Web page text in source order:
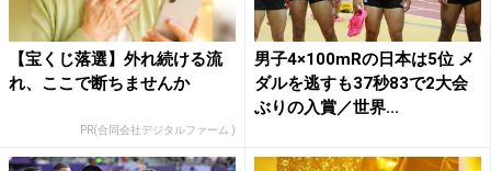
【宝くじ落選】外れ続ける流
れ、ここで断ちませんか
PR(合同会社デジタルファーム )
男子4×100mRの日本は5位 メ
ダルを逃すも37秒83で2大会
ぶりの入賞／世界...